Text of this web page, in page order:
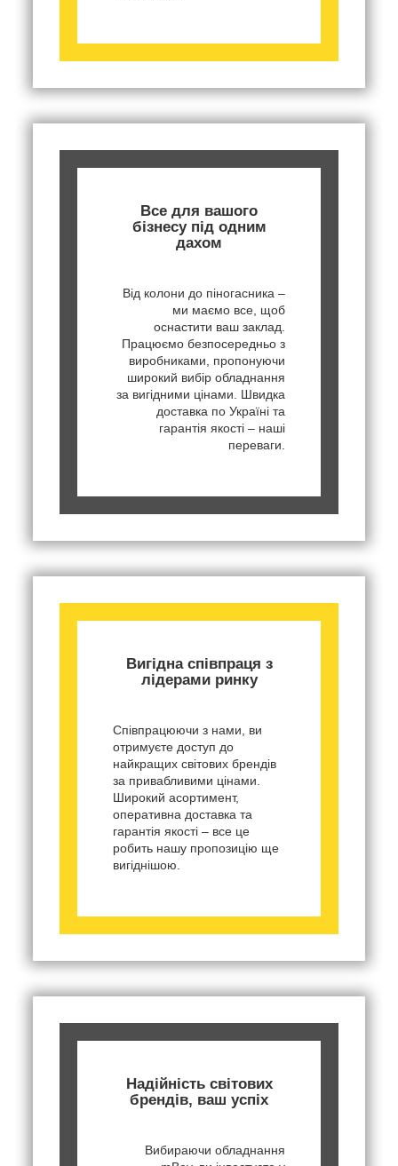
Все для вашого
бізнесу під одним
дахом
Від колони до піногасника –
ми маємо все, щоб
оснастити ваш заклад.
Працюємо безпосередньо з
виробниками, пропонуючи
широкий вибір обладнання
за вигідними цінами. Швидка
доставка по Україні та
гарантія якості – наші
переваги.
Вигідна співпраця з
лідерами ринку
Співпрацюючи з нами, ви
отримуєте доступ до
найкращих світових брендів
за привабливими цінами.
Широкий асортимент,
оперативна доставка та
гарантія якості – все це
робить нашу пропозицію ще
вигіднішою.
Надійність світових
брендів, ваш успіх
Вибираючи обладнання